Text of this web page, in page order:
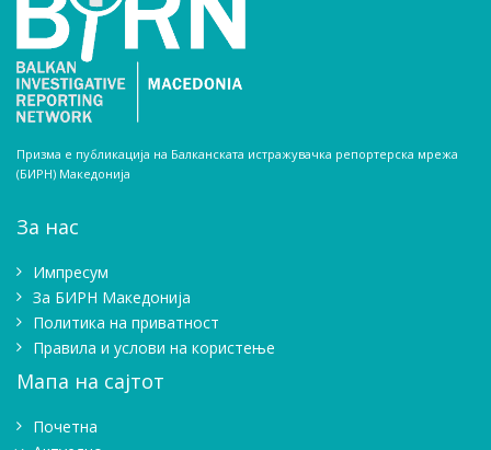
Призма е публикација на Балканската истражувачка репортерска мрежа
(БИРН) Македонија
За нас
Импресум
Зa БИРН Македонија
Политика на приватност
Правила и услови на користење
Мапа на сајтот
Почетна